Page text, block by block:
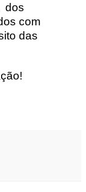
dos
com
das